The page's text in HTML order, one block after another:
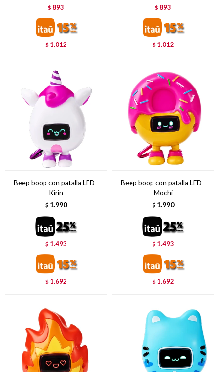
$ 893
$ 1.012
$ 893
$ 1.012
Beep boop con patalla LED -
Kirin
$ 1.990
$ 1.493
$ 1.692
Beep boop con patalla LED -
Mochi
$ 1.990
$ 1.493
$ 1.692